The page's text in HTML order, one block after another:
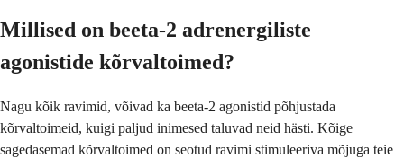
Millised on beeta-2 adrenergiliste
agonistide kõrvaltoimed?
Nagu kõik ravimid, võivad ka beeta-2 agonistid põhjustada
kõrvaltoimeid, kuigi paljud inimesed taluvad neid hästi. Kõige
sagedasemad kõrvaltoimed on seotud ravimi stimuleeriva mõjuga teie